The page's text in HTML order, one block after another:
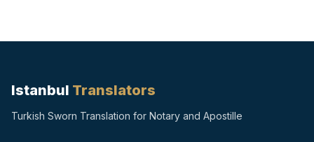
Istanbul Translators
Turkish Sworn Translation for Notary and Apostille